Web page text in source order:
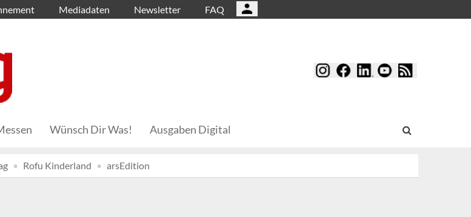
Mediadaten Newsletter FAQ
Wünsch Dir Was! Ausgaben Digital
Rofu Kinderland arsEdition